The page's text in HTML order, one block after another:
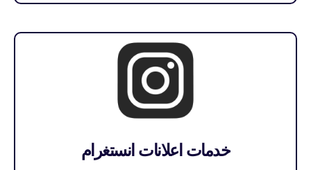
خدمات اعلانات انستغرام